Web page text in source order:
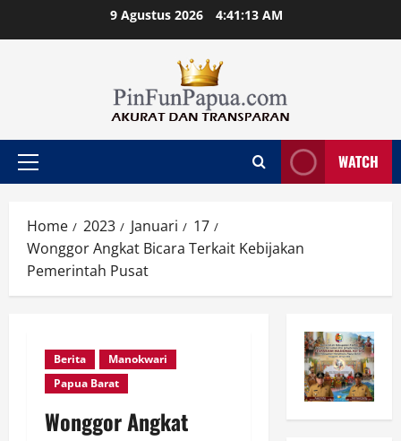
9 Agustus 2026 4:41:14 AM
Primary
WATCH
Home 2023 Januari
17
Wonggor Angkat Bicara Terkait Kebijakan
Pemerintah Pusat
Berita
Manokwari
Papua Barat
Wonggor Angkat